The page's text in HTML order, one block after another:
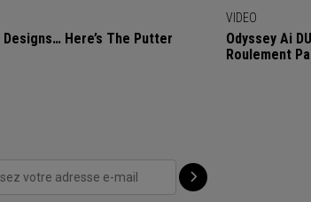
Here’s The Putter
VIDEO
Odyssey Ai
Roulement